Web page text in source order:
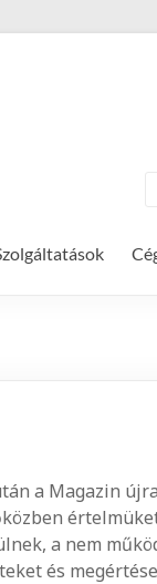
a Magazin
a nem
és